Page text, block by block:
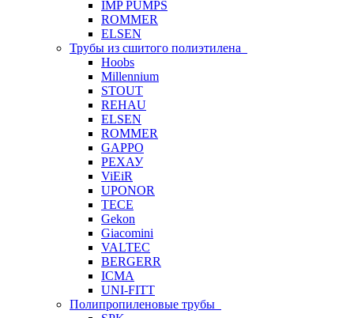
IMP PUMPS
ROMMER
ELSEN
Трубы из сшитого полиэтилена
Hoobs
Millennium
STOUT
REHAU
ELSEN
ROMMER
GAPPO
РЕХАУ
ViEiR
UPONOR
TECE
Gekon
Giacomini
VALTEC
BERGERR
ICMA
UNI-FITT
Полипропиленовые трубы